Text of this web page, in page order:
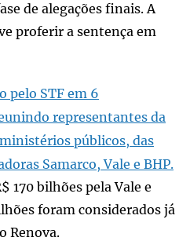
de alegações finais. A
proferir a sentença em
pelo STF em 6
representantes da
públicos, das
Samarco, Vale e BHP.
170 bilhões pela Vale e
foram considerados já
Renova.